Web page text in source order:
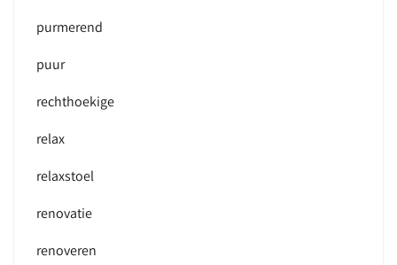
purmerend
puur
rechthoekige
relax
relaxstoel
renovatie
renoveren